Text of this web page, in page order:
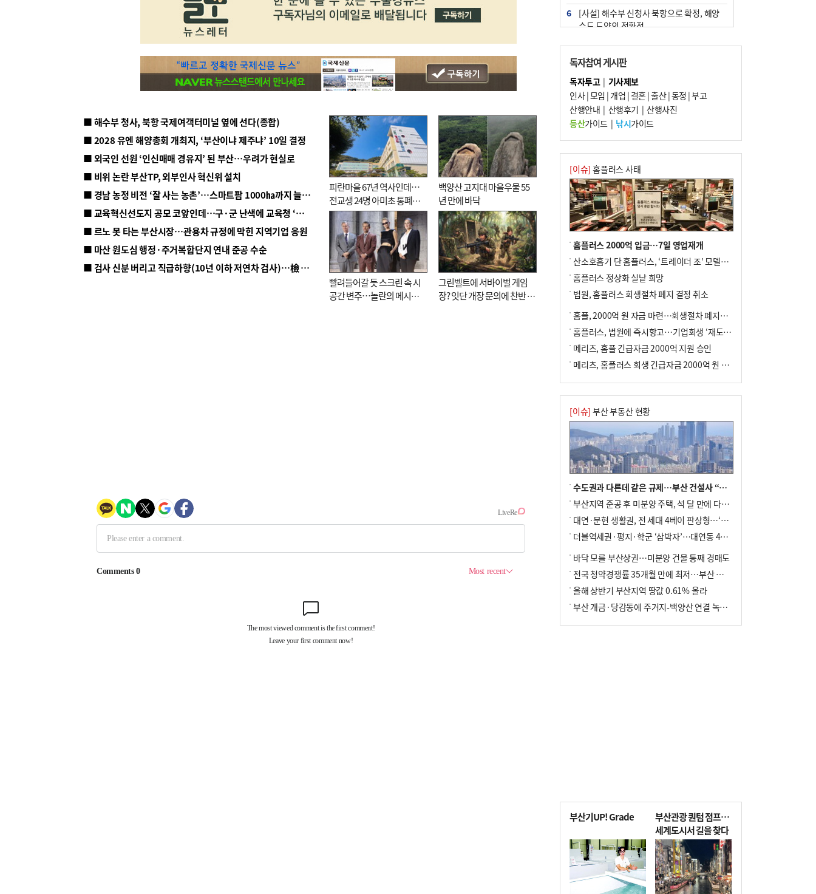
■ 해수부 청사, 북항 국제여객터미널 옆에 선다(종합)
■ 2028 유엔 해양총회 개최지, ‘부산이냐 제주냐’ 10일 결정
■ 외국인 선원 ‘인신매매 경유지’ 된 부산…우려가 현실로
■ 비위 논란 부산TP, 외부인사 혁신위 설치
■ 경남 농정 비전 ‘잘 사는 농촌’…스마트팜 1000㏊까지 늘린다
■ 교육혁신선도지 공모 코앞인데…구·군 난색에 교육청 ‘쩔쩔’
■ 르노 못 타는 부산시장…관용차 규정에 막힌 지역기업 응원
■ 마산 원도심 행정·주거복합단지 연내 준공 수순
■ 검사 신분 버리고 직급하향(10년 이하 저연차 검사)…檢 중수청행 기피
피란마을 67년 역사인데…
전교생 24명 아미초 통폐합
기로
백양산 고지대 마을우물 55
년 만에 바닥
빨려들어갈 듯 스크린 속 시
공간 변주…놀란의 메시지
그린벨트에 서바이벌 게임
장? 잇단 개장 문의에 찬반 논
6
[사설] 해수부 신청사 북항으로 확정, 해양
수도 도약의 전환점
7
피란마을 67년 역사인데…전교생 24명 아
미초 통폐합 기로
8
부울경 주말부터 비소식…‘극한 폭염’ 한풀
꺾일 듯
9
외국인 선원 ‘인신매매 경유지’ 된 부산…
우려가 현실로
10 부산 청소년 극지탐험대 8인, 열흘간 북극
구석구석 누빈다
독자참여 게시판
독자투고| 기사제보
인사|모임 | 개업 | 결혼|출산|동정 |부고
산행안내 | 산행후기 | 산행사진
등산가이드| 낚시가이드
[이슈] 홈플러스 사태
홈플러스 2000억 입금…7일 영업재개
산소호흡기 단 홈플러스, ‘트레이더 조’ 모델로 살아날까
홈플러스 정상화 실낱 희망
법원, 홈플러스 회생절차 폐지 결정 취소
홈플, 2000억 원 자금 마련…회생절차 폐지에 즉시항고(종합)
홈플러스, 법원에 즉시항고…기업회생 ‘재도전’
메리츠, 홈플 긴급자금 2000억 지원 승인
메리츠, 홈플러스 회생 긴급자금 2000억 원 지원 승인
[이슈] 부산 부동산 현황
수도권과 다른데 같은 규제…부산 건설사 “쓰러지기 직전”
부산지역 준공 후 미분양 주택, 석 달 만에 다시 3000가구 넘어서
대연·문현 생활권, 전 세대 4베이 판상형…‘더샵 트리센트’ 내달 분양
더블역세권·평지·학군 ‘삼박자’…대연동 42층 브랜드 단지
바닥 모를 부산상권…미분양 건물 통째 경매도
전국 청약경쟁률 35개월 만에 최저…부산 미분양 ‘적체’ 심화
올해 상반기 부산지역 땅값 0.61% 올라
부산 개금·당감동에 주거지-백양산 연결 녹지 조성
부산기UP! Grade
부산관광 퀀텀 점프…
세계도시서 길을 찾다